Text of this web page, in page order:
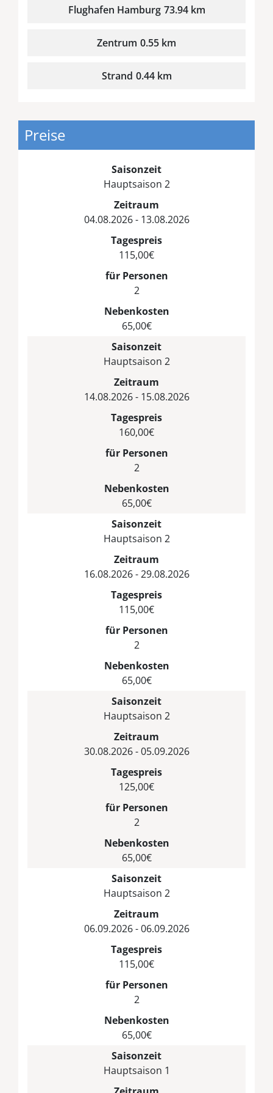
Flughafen Hamburg 73.94 km
Zentrum 0.55 km
Strand 0.44 km
Preise
Saisonzeit
Hauptsaison 2
Zeitraum
04.08.2026 - 13.08.2026
Tagespreis
115,00€
für Personen
2
Nebenkosten
65,00€
Saisonzeit
Hauptsaison 2
Zeitraum
14.08.2026 - 15.08.2026
Tagespreis
160,00€
für Personen
2
Nebenkosten
65,00€
Saisonzeit
Hauptsaison 2
Zeitraum
16.08.2026 - 29.08.2026
Tagespreis
115,00€
für Personen
2
Nebenkosten
65,00€
Saisonzeit
Hauptsaison 2
Zeitraum
30.08.2026 - 05.09.2026
Tagespreis
125,00€
für Personen
2
Nebenkosten
65,00€
Saisonzeit
Hauptsaison 2
Zeitraum
06.09.2026 - 06.09.2026
Tagespreis
115,00€
für Personen
2
Nebenkosten
65,00€
Saisonzeit
Hauptsaison 1